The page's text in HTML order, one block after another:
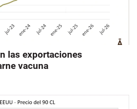
las exportaciones
vacuna